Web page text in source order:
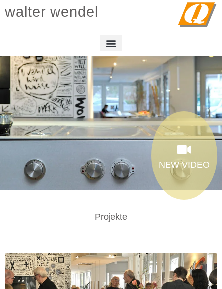
walter wendel
NEW VIDEO
Projekte